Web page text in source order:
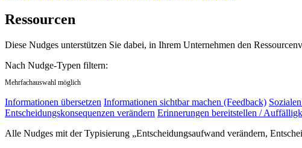
Ressourcen
Diese Nudges unterstützen Sie dabei, in Ihrem Unternehmen den
Nach Nudge-Typen filtern:
Mehrfachauswahl möglich
Informationen übersetzen Informationen sichtbar machen (Feedback)
Entscheidungskonsequenzen verändern Erinnerungen bereitstellen /
Alle Nudges mit der Typisierung „Entscheidungsaufwand verändern,